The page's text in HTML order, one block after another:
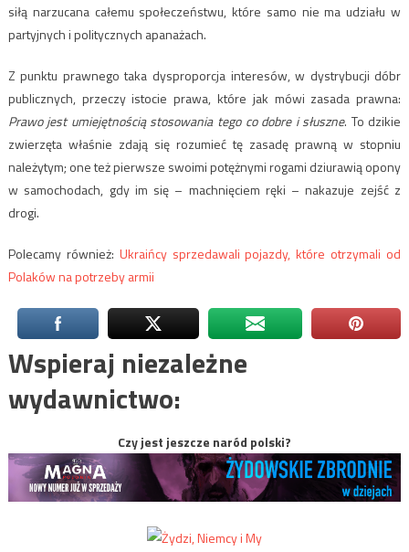
siłą narzucana całemu społeczeństwu, które samo nie ma udziału w
partyjnych i politycznych apanażach.
Z punktu prawnego taka dysproporcja interesów, w dystrybucji dóbr
publicznych, przeczy istocie prawa, które jak mówi zasada prawna:
Prawo jest umiejętnością stosowania tego co dobre i słuszne. To dzikie
zwierzęta właśnie zdają się rozumieć tę zasadę prawną w stopniu
należytym; one też pierwsze swoimi potężnymi rogami dziurawią opony
w samochodach, gdy im się – machnięciem ręki – nakazuje zejść z
drogi.
Polecamy również: Ukraińcy sprzedawali pojazdy, które otrzymali od
Polaków na potrzeby armii
Wspieraj niezależne
wydawnictwo:
Czy jest jeszcze naród polski?